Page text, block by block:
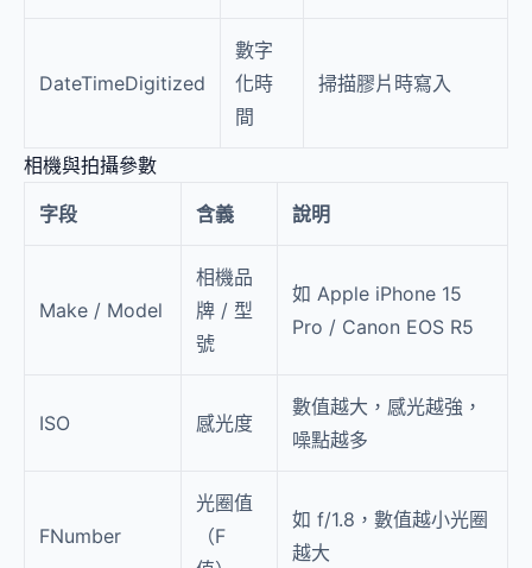
DateTimeDigitized
數字
化時
間
掃描膠片時寫入
相機與拍攝參數
字段 含義 說明
Make / Model
相機品
牌 / 型
號
如 Apple iPhone 15
Pro / Canon EOS R5
ISO 感光度
數值越大，感光越強，
噪點越多
FNumber
光圈值
（F
如 f/1.8，數值越小光圈
越大